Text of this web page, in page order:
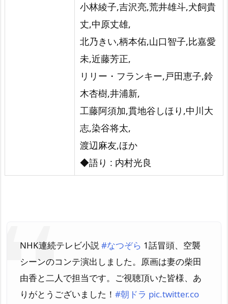
小林綾子,吉沢亮,荒井雄斗,犬飼貴
丈,中原丈雄,
北乃きい,柄本佑,山口智子,比嘉愛
未,近藤芳正,
リリー・フランキー,戸田恵子,鈴
木杏樹,井浦新,
工藤阿須加,貫地谷しほり,中川大
志,染谷将太,
渡辺麻友,ほか
◆語り : 内村光良
NHK連続テレビ小説#なつぞら 1話冒頭、空襲
シーンのコンテ演出しました。原画は妻の柴田
由香と二人で担当です。ご視聴頂いた皆様、あ
りがとうございました！ #朝ドラ pic.twitter.co